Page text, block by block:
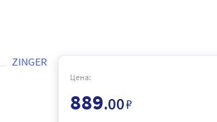
ZINGER
Цена:
889.00₽